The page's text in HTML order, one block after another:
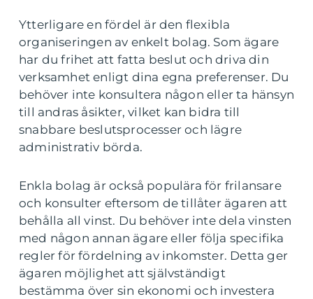
Ytterligare en fördel är den flexibla
organiseringen av enkelt bolag. Som ägare
har du frihet att fatta beslut och driva din
verksamhet enligt dina egna preferenser. Du
behöver inte konsultera någon eller ta hänsyn
till andras åsikter, vilket kan bidra till
snabbare beslutsprocesser och lägre
administrativ börda.
Enkla bolag är också populära för frilansare
och konsulter eftersom de tillåter ägaren att
behålla all vinst. Du behöver inte dela vinsten
med någon annan ägare eller följa specifika
regler för fördelning av inkomster. Detta ger
ägaren möjlighet att självständigt
bestämma över sin ekonomi och investera